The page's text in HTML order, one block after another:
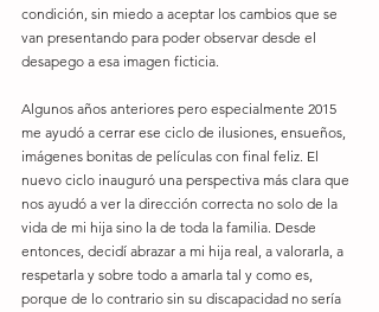
condición, sin miedo a aceptar los cambios que se
van presentando para poder observar desde el
desapego a esa imagen ficticia.
Algunos años anteriores pero especialmente 2015
me ayudó a cerrar ese ciclo de ilusiones, ensueños,
imágenes bonitas de películas con final feliz. El
nuevo ciclo inauguró una perspectiva más clara que
nos ayudó a ver la dirección correcta no solo de la
vida de mi hija sino la de toda la familia. Desde
entonces, decidí abrazar a mi hija real, a valorarla, a
respetarla y sobre todo a amarla tal y como es,
porque de lo contrario sin su discapacidad no sería